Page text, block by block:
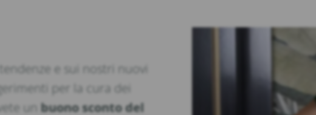
e sui nostri nuovi
per la cura dei
un buono sconto del